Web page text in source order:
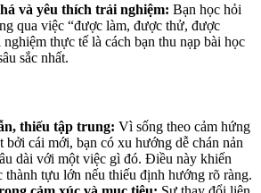
và yêu thích trải nghiệm: Bạn học hỏi
qua việc “được làm, được thử, được
thực tế là cách bạn thu nạp bài học
sắc nhất.
thiếu tập trung: Vì sống theo cảm hứng
bởi cái mới, bạn có xu hướng dễ chán nản
dài với một việc gì đó. Điều này khiến
thành tựu lớn nếu thiếu định hướng rõ ràng.